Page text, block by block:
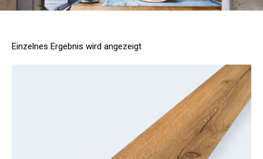
Einzelnes Ergebnis wird angezeigt